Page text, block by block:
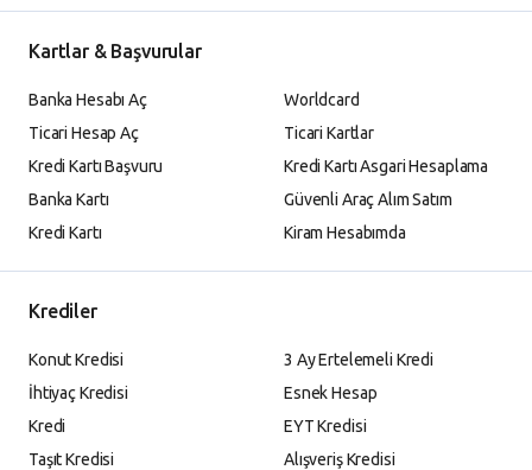
Kartlar & Başvurular
Banka Hesabı Aç
Ticari Hesap Aç
Kredi Kartı Başvuru
Banka Kartı
Kredi Kartı
Worldcard
Ticari Kartlar
Kredi Kartı Asgari Hesaplama
Güvenli Araç Alım Satım
Kiram Hesabımda
Krediler
Konut Kredisi
İhtiyaç Kredisi
Kredi
Taşıt Kredisi
3 Ay Ertelemeli Kredi
Esnek Hesap
EYT Kredisi
Alışveriş Kredisi